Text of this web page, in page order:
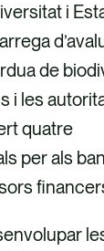
i
de
i les
quatre
per als